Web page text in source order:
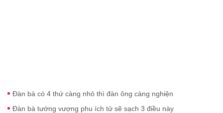
Đàn bà có 4 thứ càng nhỏ thì đàn ông càng nghiện
Đàn bà tướng vượng phu ích tử sẽ sạch 3 điều này